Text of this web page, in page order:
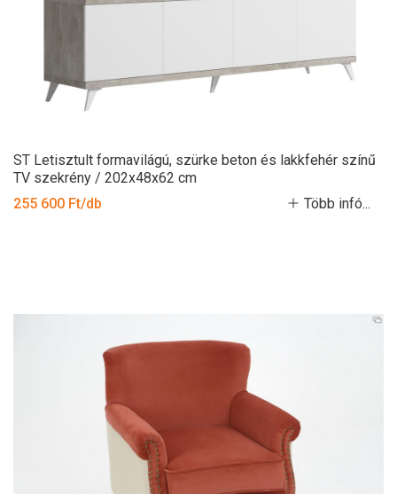
ST Letisztult formavilágú, szürke beton és lakkfehér színű
TV szekrény / 202x48x62 cm
255 600 Ft/db
Több infó...